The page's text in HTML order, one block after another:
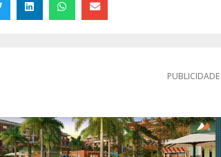
PUBLICIDADE